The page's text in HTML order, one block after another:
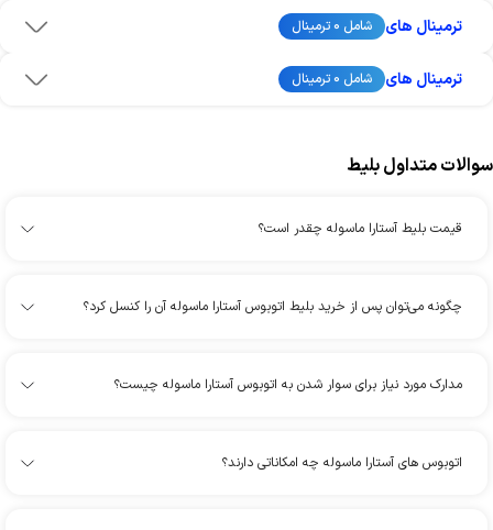
ترمینال های شامل 0 ترمینال
ترمینال های شامل 0 ترمینال
سوالات متداول بلیط
قیمت بلیط آستارا ماسوله چقدر است؟
چگونه می‌توان پس از خرید بلیط اتوبوس آستارا ماسوله آن را کنسل کرد؟
مدارک مورد نیاز برای سوار شدن به اتوبوس آستارا ماسوله چیست؟
اتوبوس های آستارا ماسوله چه امکاناتی دارند؟